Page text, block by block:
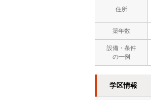
住所
築年数
設備・条件
の一例
学区情報